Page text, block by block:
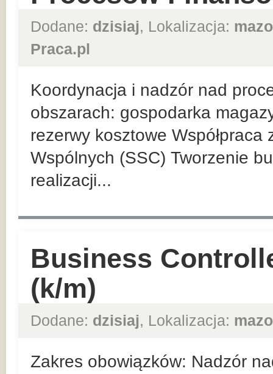
Dodane: dzisiaj, Lokalizacja:
Praca.pl
Koordynacja i nadzór nad
obszarach: gospodarka
rezerwy kosztowe Współpraca
Wspólnych (SSC) Tworzenie
realizacji...
Business
(k/m)
Dodane: dzisiaj, Lokalizacja:
Zakres obowiązków: Nadzór